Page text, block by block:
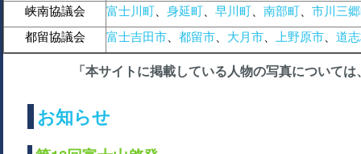
峡南協議会
富士川町 身延町 早川町 南部町
市川三
都留協議会
富士吉田市 都留市 大月市 上野原市 道
「本サイトに掲載している人物の写真について
お知らせ